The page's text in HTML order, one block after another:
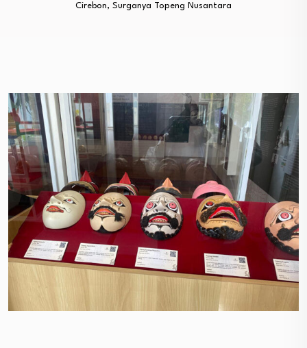
Cirebon, Surganya Topeng Nusantara